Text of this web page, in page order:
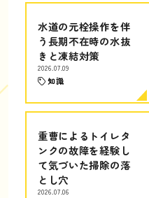
水道の元栓操作を伴
う長期不在時の水抜
きと凍結対策
2026.07.09
知識
重曹によるトイレタ
ンクの故障を経験し
て気づいた掃除の落
とし穴
2026.07.06